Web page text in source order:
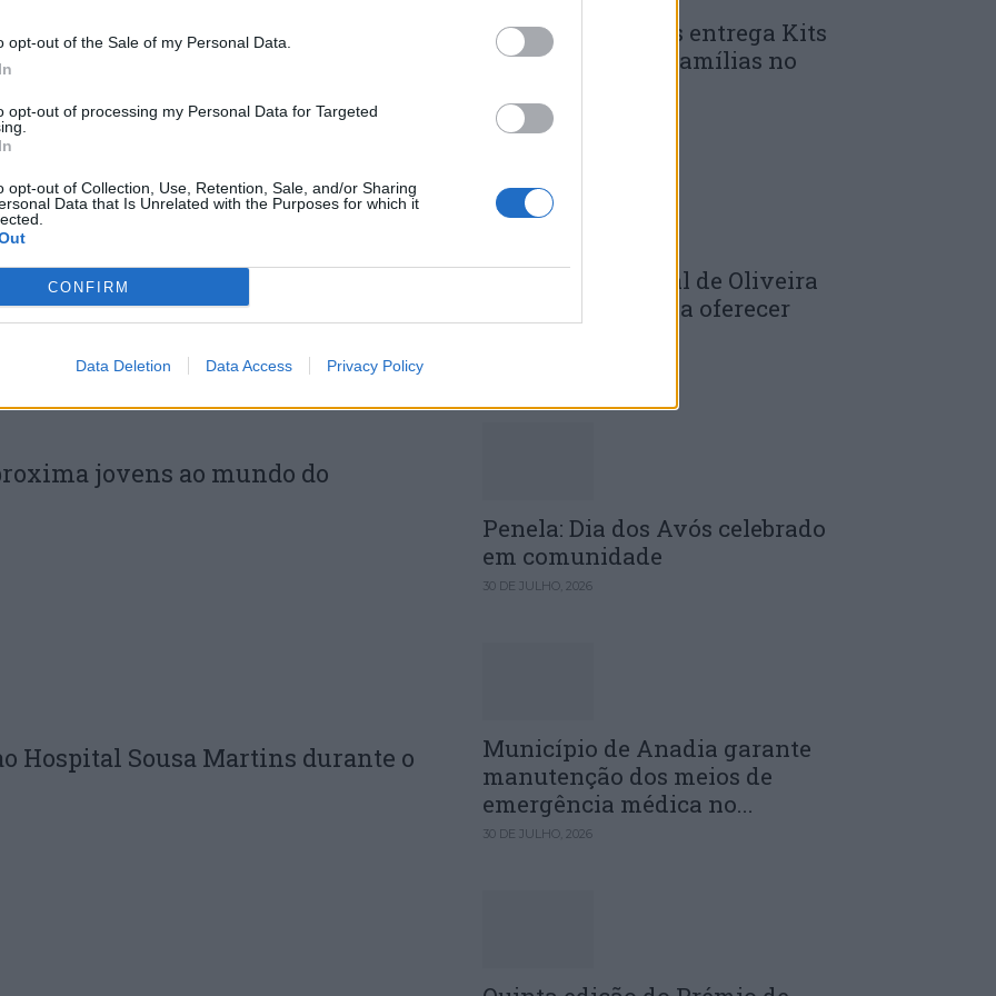
opt-out of the Sale of my Personal Data.
opt-out of processing my Personal Data for Targeted
opt-out of Collection, Use, Retention, Sale, and/or Sharing
Data that Is Unrelated with the Purposes for which it
CONFIRM
Data Deletion Data Access Privacy Policy
Sinfónica da ARMAB pelo 1º
de Valência
jovens ao mundo do
Hospital Sousa Martins durante o
Município de Góis entrega Kits
Comunitários às famílias no
30 DE JULHO, 2026
Câmara Municipal de Oliveira
do Hospital volta a oferecer
Penela: Dia dos Avós celebrado
em comunidade
30 DE JULHO, 2026
Município de Anadia garante
manutenção dos meios de
emergência médica no...
30 DE JULHO, 2026